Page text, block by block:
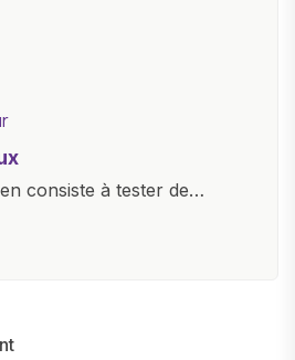
consiste à tester de
à rédiger des critiques
et pertinentes pour aider